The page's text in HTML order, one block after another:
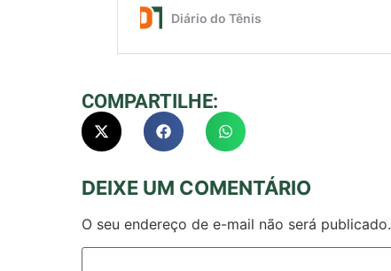
COMPARTILHE:
DEIXE UM COMENTÁRIO
O seu endereço de e-mail não será publicado.